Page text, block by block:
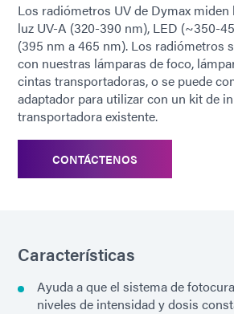
Los radiómetros UV de Dymax miden
luz UV-A (320-390 nm), LED (~350-
(395 nm a 465 nm). Los radiómetros
con nuestras lámparas de foco,
cintas transportadoras, o se puede
adaptador para utilizar con un kit de
transportadora existente.
CONTÁCTENOS
Características
Ayuda a que el sistema de
niveles de intensidad y dosis